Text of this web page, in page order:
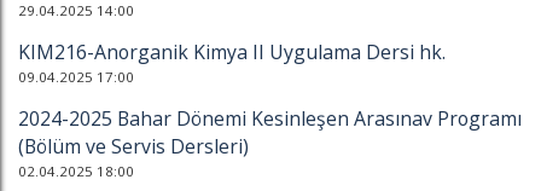
29.04.2025 14:00
KIM216-Anorganik Kimya II Uygulama Dersi hk.
09.04.2025 17:00
2024-2025 Bahar Dönemi Kesinleşen Arasınav Programı
(Bölüm ve Servis Dersleri)
02.04.2025 18:00